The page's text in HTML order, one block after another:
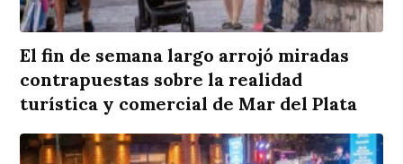
El fin de semana largo arrojó miradas
contrapuestas sobre la realidad
turística y comercial de Mar del Plata